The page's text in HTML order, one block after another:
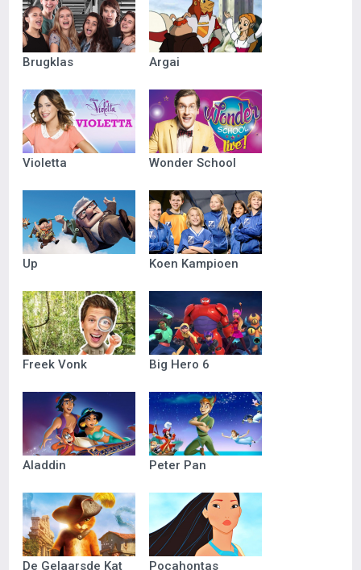
Brugklas Argai
Violetta Wonder School
Up Koen Kampioen
Freek Vonk Big Hero 6
Aladdin Peter Pan
De Gelaarsde Kat Pocahontas